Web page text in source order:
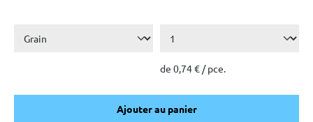
de 0,74 € / pce.
Ajouter au panier
Ajouter au panier